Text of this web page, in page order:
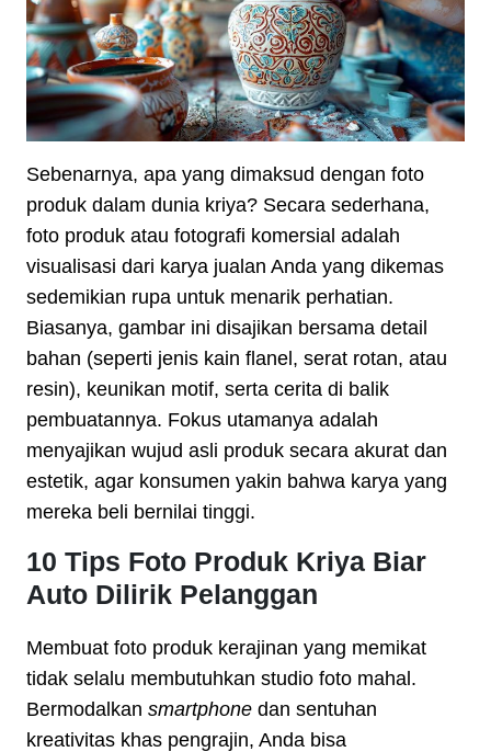
Sebenarnya, apa yang dimaksud dengan foto
produk dalam dunia kriya? Secara sederhana,
foto produk atau fotografi komersial adalah
visualisasi dari karya jualan Anda yang dikemas
sedemikian rupa untuk menarik perhatian.
Biasanya, gambar ini disajikan bersama detail
bahan (seperti jenis kain flanel, serat rotan, atau
resin), keunikan motif, serta cerita di balik
pembuatannya. Fokus utamanya adalah
menyajikan wujud asli produk secara akurat dan
estetik, agar konsumen yakin bahwa karya yang
mereka beli bernilai tinggi.
10 Tips Foto Produk Kriya Biar
Auto Dilirik Pelanggan
Membuat foto produk kerajinan yang memikat
tidak selalu membutuhkan studio foto mahal.
Bermodalkan smartphone dan sentuhan
kreativitas khas pengrajin, Anda bisa